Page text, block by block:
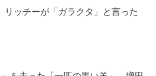
ッチーが「ガラクタ」と言った